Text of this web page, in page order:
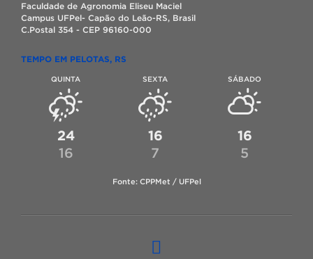
Faculdade de Agronomia Eliseu Maciel
Campus UFPel- Capão do Leão-RS, Brasil
C.Postal 354 - CEP 96160-000
TEMPO EM PELOTAS, RS
QUINTA
24
16
SEXTA
16
7
SÁBADO
16
5
Fonte: CPPMet / UFPel